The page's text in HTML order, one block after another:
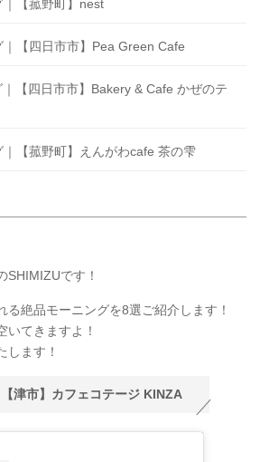
【菰野町】nest
｜【四日市市】Pea Green Cafe
【四日市市】Bakery & Cafe かぜのテ
｜【菰野町】えんがわcafe 茶の雫
SHIMIZUです！
る絶品モーニングを8選ご紹介します！
いてきますよ！
します！
津市】カフェコテージ KINZA